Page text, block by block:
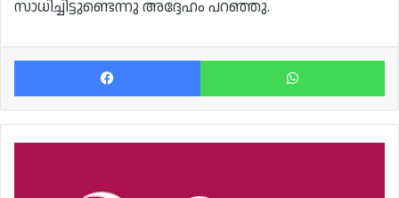
സാധിച്ചിട്ടുണ്ടെന്നു അദ്ദേഹം പറഞ്ഞു.
Facebook